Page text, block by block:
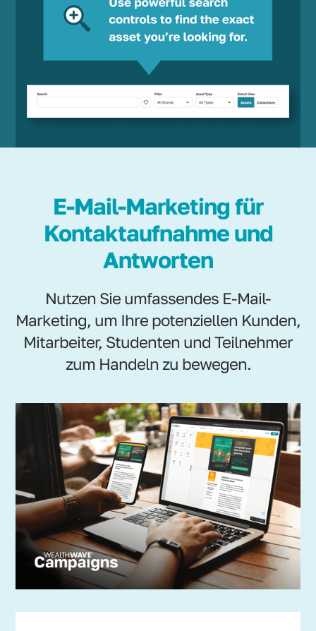
E-Mail-Marketing für
Kontaktaufnahme und
Antworten
Nutzen Sie umfassendes E-Mail-
Marketing, um Ihre potenziellen Kunden,
Mitarbeiter, Studenten und Teilnehmer
zum Handeln zu bewegen.